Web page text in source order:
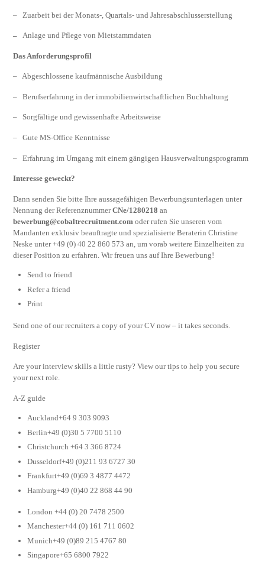
– Zuarbeit bei der Monats-, Quartals- und Jahresabschlusserstellung
–Anlage und Pflege von Mietstammdaten
Das Anforderungsprofil
– Abgeschlossene kaufmännische Ausbildung
– Berufserfahrung in der immobilienwirtschaftlichen Buchhaltung
– Sorgfältige und gewissenhafte Arbeitsweise
– Gute MS-Office Kenntnisse
– Erfahrung im Umgang mit einem gängigen Hausverwaltungsprogramm
Interesse geweckt?
Dann senden Sie bitte Ihre aussagefähigen Bewerbungsunterlagen unter
Nennung der ReferenznummerCNe/1280218 an
bewerbung@cobaltrecruitment.com oder rufen Sie unseren vom
Mandanten exklusiv beauftragte und spezialisierte Beraterin Christine
Neske unter +49 (0) 40 22 860 573 an, um vorab weitere Einzelheiten zu
dieser Position zu erfahren. Wir freuen uns auf Ihre Bewerbung!
Send to friend
Refer a friend
Print
Send one of our recruiters a copy of your CV now – it takes seconds.
Register
Are your interview skills a little rusty? View our tips to help you secure
your next role.
A-Z guide
Auckland+64 9 303 9093
Berlin+49 (0)30 5 7700 5110
Christchurch +64 3 366 8724
Dusseldorf+49 (0)211 93 6727 30
Frankfurt+49 (0)69 3 4877 4472
Hamburg+49 (0)40 22 868 44 90
London +44 (0) 20 7478 2500
Manchester+44 (0) 161 711 0602
Munich+49 (0)89 215 4767 80
Singapore+65 6800 7922